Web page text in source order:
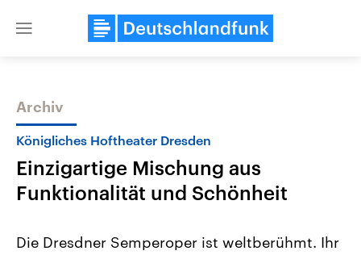
Close
Themen
Archiv
Königliches Hoftheater Dresden
Einzigartige Mischung aus
Funktionalität und Schönheit
Die Dresdner Semperoper ist weltberühmt. Ihr